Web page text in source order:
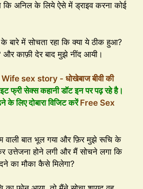
कि अनिल के लिये ऐसे में ड्राइव करना कोई
बारे में सोचता रहा कि क्या ये ठीक हुआ?
और काफ़ी देर बाद मुझे नींद आयी।
sex story - धोखेबाज बीवी की
फ्री सेक्स कहानी डॉट इन पर पढ़ रहे है।
के लिए दोबारा विजिट करेंFree Sex
वाली बात भूल गया और फ़िर मुझे रूचि के
उत्तेजना होने लगी और मैं सोचने लगा कि
का मौका कैसे मिलेगा?